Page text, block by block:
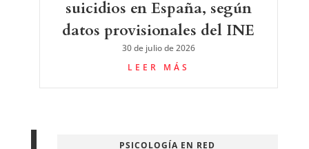
suicidios en España, según
datos provisionales del INE
30 de julio de 2026
LEER MÁS
PSICOLOGÍA EN RED